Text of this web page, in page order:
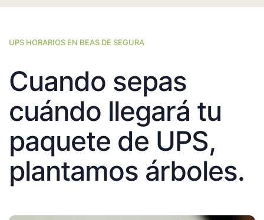
UPS HORARIOS EN BEAS DE SEGURA
Cuando sepas
cuándo llegará tu
paquete de UPS,
plantamos árboles.